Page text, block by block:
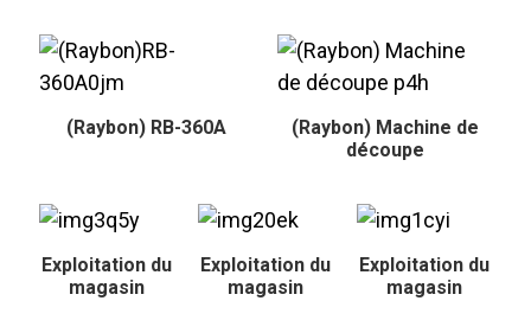
(Raybon) RB-360A
(Raybon) Machine de
découpe
Exploitation du
magasin
Exploitation du
magasin
Exploitation du
magasin